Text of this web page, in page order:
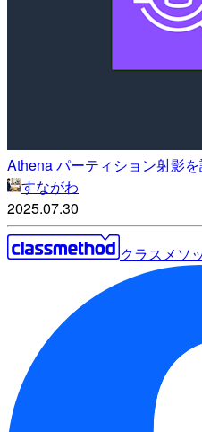
Athena パーティション射影
すながわ
2025.07.30
クラスメソ